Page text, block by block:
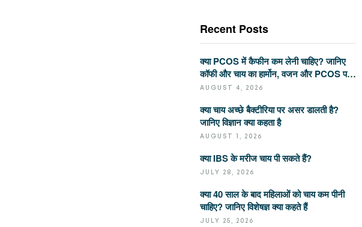
Recent Posts
AUGUST 4, 2026
क्या PCOS में कैफीन कम लेनी चाहिए? जानिए
कॉफी और चाय का हार्मोन, वजन और PCOS पर
असर
AUGUST 1, 2026
क्या चाय अच्छे बैक्टीरिया पर असर डालती है?
जानिए विज्ञान क्या कहता है
JULY 28, 2026
क्या IBS के मरीज चाय पी सकते हैं?
JULY 25, 2026
क्या 40 साल के बाद महिलाओं को चाय कम पीनी
चाहिए? जानिए विशेषज्ञ क्या कहते हैं